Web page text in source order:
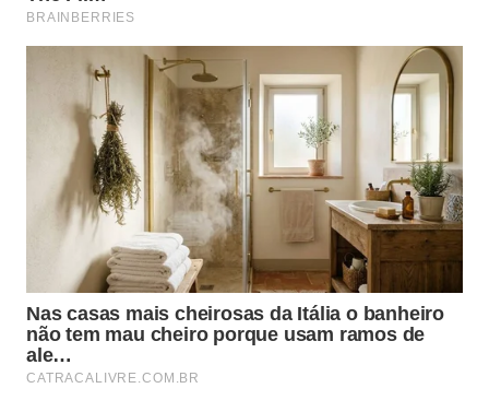
escudo protetor para o quarto inteiro.
Sua ação aromática purifica o ar e afasta os
mosquitos sem agredir o organismo.
A escolha de ingredientes selecionados potencializa
a eficácia da proteção no quarto dos menores.
Utilizar os recursos corretos no início da noite
transforma a atmosfera doméstica, garantindo um
sono tranquilo através de um poderoso e eficiente
repelente natural